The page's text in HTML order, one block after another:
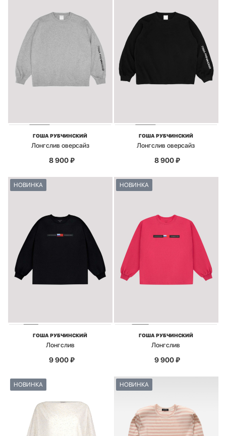
ГОША РУБЧИНСКИЙ
Лонгслив оверсайз
8 900₽
ГОША РУБЧИНСКИЙ
Лонгслив оверсайз
8 900₽
НОВИНКА
ГОША РУБЧИНСКИЙ
Лонгслив
9 900₽
НОВИНКА
ГОША РУБЧИНСКИЙ
Лонгслив
9 900₽
НОВИНКА НОВИНКА